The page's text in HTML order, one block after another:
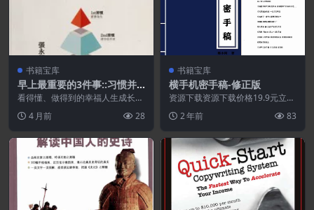
书籍宝库
早上最重要的3件事::习惯并
且去做,.30天改变人生的行动
魔法.PDF
看得懂、做得到的幸福人生成长
上跟着做，教你人生养...
4 月前 28
书籍宝库
横手机密手稿-修正版
资源下载资源下载价格19.9元立即
2 年前 83